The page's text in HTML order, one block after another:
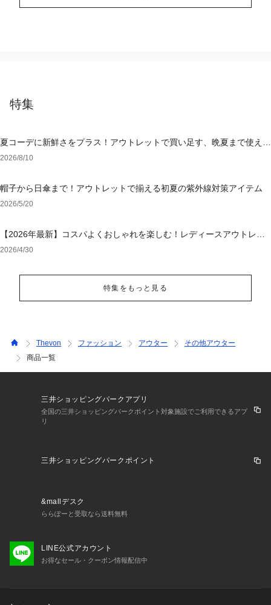
特集
夏コーデに新鮮さをプラス！アウトレットで買い足す、晩夏まで使える
アイテム
2026/8/10
帽子から日傘まで！アウトレットで揃える初夏の紫外線対策アイテム
2026/5/20
【2026年最新】コスパよくおしゃれを楽しむ！レディースアウトレッ
トおすすめブランド特集
2026/4/30
特集をもっと見る
Thevon ファッション アウター
その他アウター
商品一覧
三井ショッピングパークアプリ
全国の三井ショッピングパークポイント対象施設でご利用できるアプ
リ
三井ショッピングパークポイント
&mallデスク
ららぽーと受取なら送料無料
LINE公式アカウント
お得なセール・クーポン情報配信中